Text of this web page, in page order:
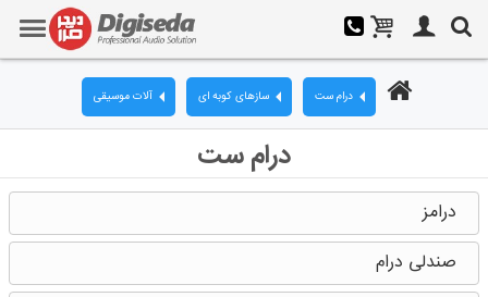
آلات موسیقی سازهای کوبه ای درام ست
درام ست
درامز
صندلی درام